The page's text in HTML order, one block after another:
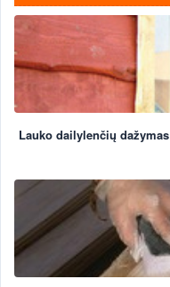
Lauko dailylenčių dažymas